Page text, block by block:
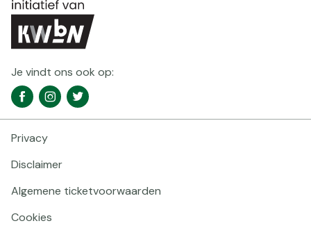
Je vindt ons ook op:
Social
media
navigatie
FacebookInstagramTwitter
Footer
Privacy
Disclaimer
Algemene ticketvoorwaarden
Cookies